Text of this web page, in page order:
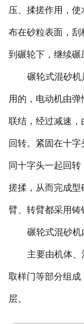
压、揉搓作用，
布在砂粒表面，刮
到碾轮下，继续碾
碾轮式混砂
用的，电动机由
联结，经过减速
回转。紧固在十
同十字头一起回转
搓揉，从而完成型
臂、转臂都采用铸
碾轮式混砂机
主要由机体、
取样门等部分组
层。